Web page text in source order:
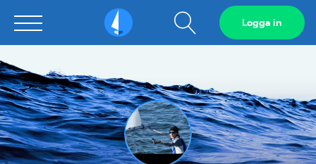
Sailarena Visa
sökfält
Logga in